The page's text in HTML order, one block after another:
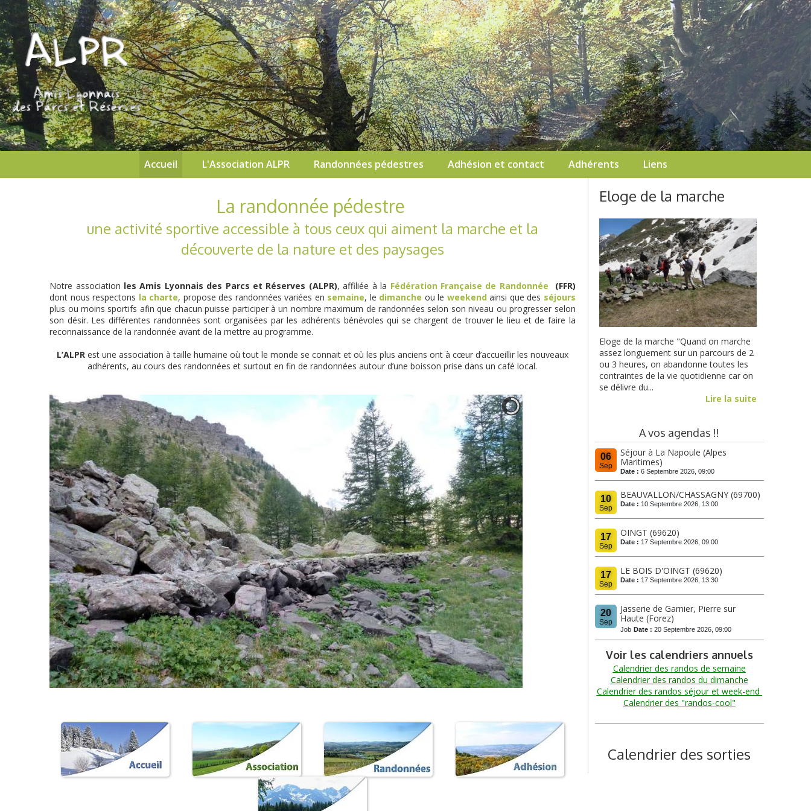
Accueil L'Association ALPR Randonnées pédestres Adhésion et contact Adhérents Liens
La randonnée pédestre
une activité sportive accessible à tous ceux qui aiment la marche et la
découverte de la nature et des paysages
Notre association les Amis Lyonnais des Parcs et Réserves (ALPR), affiliée à la Fédération Française de Randonnée
(FFR)
dont nous respectons la charte, propose des randonnées variées en semaine, le dimanche ou le weekendainsi que des séjours
plus ou moins sportifs afin que chacun puisse participer à un nombre maximum de randonnées selon son niveau ou progresser selon
son désir. Les différentes randonnées sont organisées par les adhérents bénévoles qui se chargent de trouver le lieu et de faire la
reconnaissance de la randonnée avant de la mettre au programme.
L’ALPRest une association à taille humaine où tout le monde se connait et où les plus anciens ont à cœur d’accueillir les nouveaux
adhérents, au cours des randonnées et surtout en fin de randonnées autour d’une boisson prise dans un café local.
Eloge de la marche
Eloge de la marche "Quand on marche
assez longuement sur un parcours de 2
ou 3 heures, on abandonne toutes les
contraintes de la vie quotidienne car on
se délivre du...
Lire la suite
A vos agendas !!
06
Sep
Séjour à La Napoule (Alpes
Maritimes)
Date : 6 Septembre 2026, 09:00
10
Sep
BEAUVALLON/CHASSAGNY (69700)
Date : 10 Septembre 2026, 13:00
17
Sep
OINGT (69620)
Date : 17 Septembre 2026, 09:00
17
Sep
LE BOIS D'OINGT (69620)
Date : 17 Septembre 2026, 13:30
20
Sep
Jasserie de Garnier, Pierre sur
Haute (Forez)
Job Date : 20 Septembre 2026, 09:00
Voir les calendriers annuels
Calendrier des randos de semaine
Calendrier des randos du dimanche
Calendrierdes randos séjour et week-end
Calendrier des "randos-cool"
Calendrier des sorties